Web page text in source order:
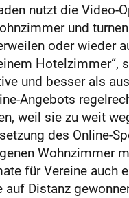
nutzt die Video-
und turnen
oder wieder
Hotelzimmer“,
und besser als
Angebots
weil sie zu weit
des Online-
Wohnzimmer
für Vereine auch
auf Distanz